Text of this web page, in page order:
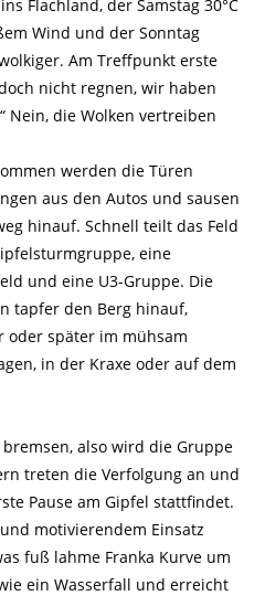
Flachland, der Samstag 30°C
Wind und der Sonntag
Am Treffpunkt erste
nicht regnen, wir haben
Nein, die Wolken vertreiben
werden die Türen
aus den Autos und sausen
hinauf. Schnell teilt das Feld
eine
und eine U3-Gruppe. Die
tapfer den Berg hinauf,
oder später im mühsam
in der Kraxe oder auf dem
also wird die Gruppe
treten die Verfolgung an und
Pause am Gipfel stattfindet.
motivierendem Einsatz
fuß lahme Franka Kurve um
ein Wasserfall und erreicht